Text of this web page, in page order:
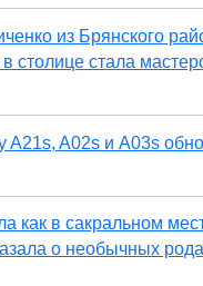
из Брянского
столице стала
A21s, A02s и A03s
как в сакральном
о необычных